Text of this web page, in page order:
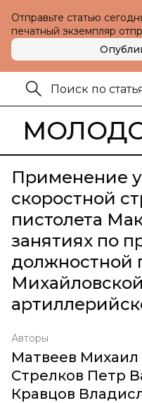
Отправьте статью
печатный экземпляр
Применение
скоростной
пистолета
занятиях по
должностной
Авторы
Матвеев Михаил
Стрелков Петр
Кравцов